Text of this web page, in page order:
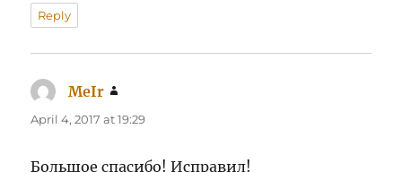
Reply
MeIr
April 4, 2017 at 19:29
Большое спасибо! Исправил!